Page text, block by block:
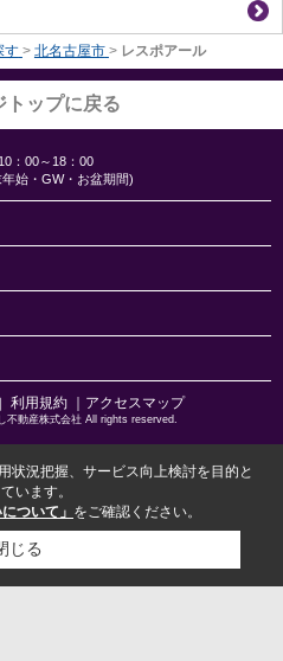
す > 北名古屋市 > レスポアール
トップに戻る
：00～18：00
始・GW・お盆期間)
利用規約 ｜アクセスマップ
不動産株式会社 All rights reserved.
状況把握、サービス向上検討を目的と
います。
ついて」 をご確認ください。
じる